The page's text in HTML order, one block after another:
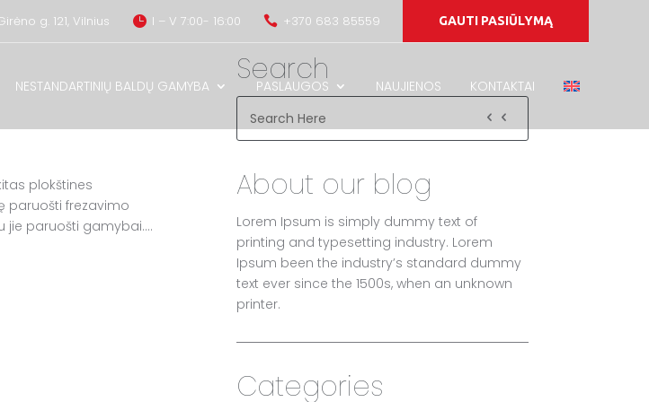
g. 121, Vilnius  I – V 7:00- 16:00  +370 683 85559 GAUTI PASIŪLYMĄ
NESTANDARTINIŲ BALDŲ GAMYBA PASLAUGOS NAUJIENOS KONTAKTAI
plokštines
paruošti frezavimo
paruošti gamybai....
Search
About our blog
Lorem Ipsum is simply dummy text of
printing and typesetting industry. Lorem
Ipsum been the industry’s standard dummy
text ever since the 1500s, when an unknown
printer.
Categories